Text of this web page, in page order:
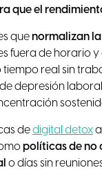
que el
quenormalizan
fuera de horario
real sin
depresión
dedigital detox
políticas de no
o días sin